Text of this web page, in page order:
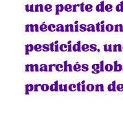
une perte de
pesticides,
marchés
production